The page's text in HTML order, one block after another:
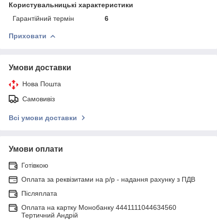
Користувальницькі характеристики
Гарантійний термін
6
Приховати
Умови доставки
Нова Пошта
Самовивіз
Всі умови доставки
Умови оплати
Готівкою
Оплата за реквізитами на р/р - надання рахунку з ПДВ
Післяплата
Оплата на картку Монобанку 4441111044634560
Тертичний Андрій